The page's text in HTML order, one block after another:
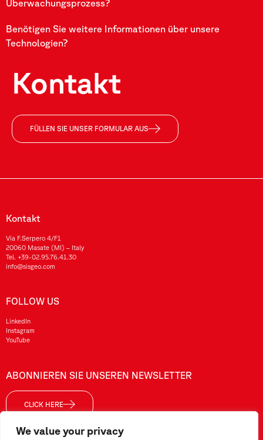
We value your privacy
Überwachungsprozess?
Benötigen Sie weitere Informationen über unsere
Technologien?
Kontakt
FÜLLEN SIE UNSER FORMULAR AUS
Kontakt
Via F.Serpero 4/F1
20060 Masate (MI) – Italy
Tel. +39-02.95.76.41.30
info@sisgeo.com
FOLLOW US
LinkedIn
Instagram
YouTube
ABONNIEREN SIE UNSEREN NEWSLETTER
CLICK HERE